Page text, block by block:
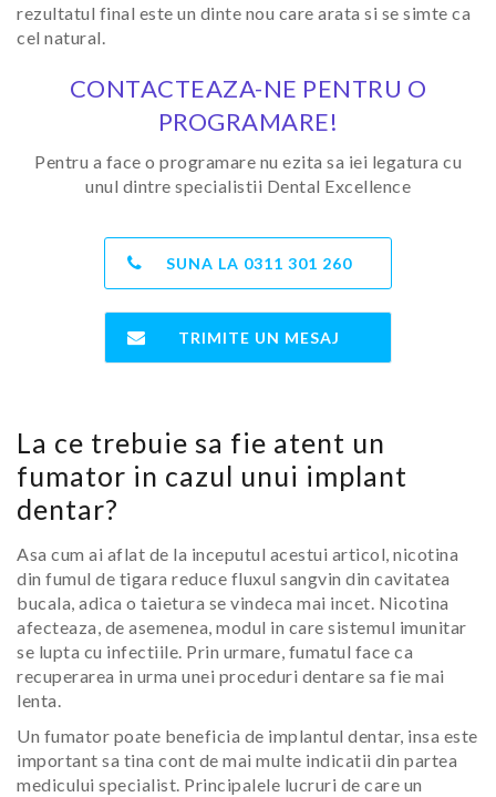
rezultatul final este un dinte nou care arata si se simte ca
cel natural.
CONTACTEAZA-NE PENTRU O
PROGRAMARE!
Pentru a face o programare nu ezita sa iei legatura cu
unul dintre specialistii Dental Excellence
SUNA LA 0311 301 260
TRIMITE UN MESAJ
La ce trebuie sa fie atent un
fumator in cazul unui implant
dentar?
Asa cum ai aflat de la inceputul acestui articol, nicotina
din fumul de tigara reduce fluxul sangvin din cavitatea
bucala, adica o taietura se vindeca mai incet. Nicotina
afecteaza, de asemenea, modul in care sistemul imunitar
se lupta cu infectiile. Prin urmare, fumatul face ca
recuperarea in urma unei proceduri dentare sa fie mai
lenta.
Un fumator poate beneficia de implantul dentar, insa este
important sa tina cont de mai multe indicatii din partea
medicului specialist. Principalele lucruri de care un